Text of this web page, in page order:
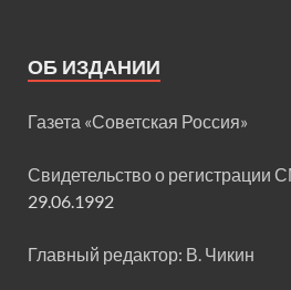
ОБ ИЗДАНИИ
Газета «Советская Россия»
Свидетельство о регистрации
29.06.1992
Главный редактор: В. Чикин